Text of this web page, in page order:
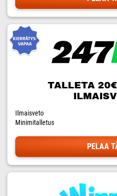
TALLETA
Ilmaisveto
Minimitalletus
PELAA